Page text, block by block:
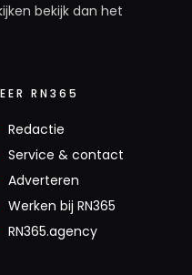
bekijk dan het
RN365
Redactie
Service & contact
Adverteren
Werken bij RN365
RN365.agency